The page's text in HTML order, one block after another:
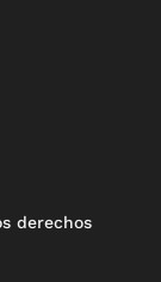
derechos